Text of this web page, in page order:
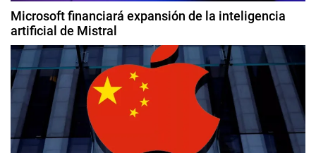
Microsoft financiará expansión de la inteligencia
artificial de Mistral